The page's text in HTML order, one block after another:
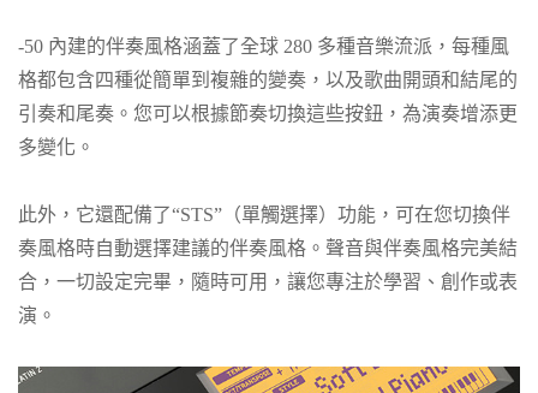
-50 內建的伴奏風格涵蓋了全球 280 多種音樂流派，每種風
格都包含四種從簡單到複雜的變奏，以及歌曲開頭和結尾的
引奏和尾奏。您可以根據節奏切換這些按鈕，為演奏增添更
多變化。
此外，它還配備了“STS”（單觸選擇）功能，可在您切換伴
奏風格時自動選擇建議的伴奏風格。聲音與伴奏風格完美結
合，一切設定完畢，隨時可用，讓您專注於學習、創作或表
演。